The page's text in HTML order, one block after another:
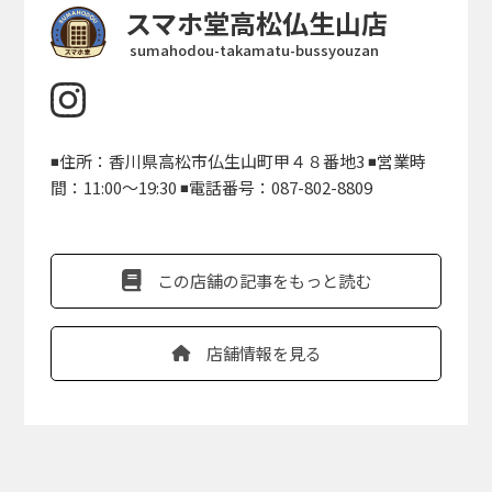
スマホ堂高松仏生山店
sumahodou-takamatu-bussyouzan
◾️住所：香川県高松市仏生山町甲４８番地3 ◾️営業時
間：11:00〜19:30 ◾️電話番号：087-802-8809
この店舗の記事をもっと読む
店舗情報を見る